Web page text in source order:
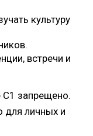
культуру
встречи и
C1 запрещено.
для личных и